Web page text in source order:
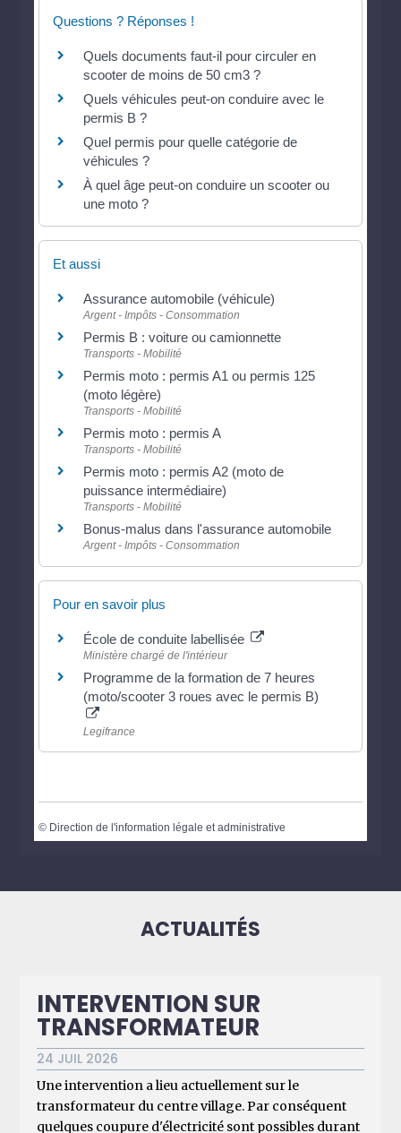
Questions ? Réponses !
Quels documents faut-il pour circuler en
scooter de moins de 50 cm3 ?
Quels véhicules peut-on conduire avec le
permis B ?
Quel permis pour quelle catégorie de
véhicules ?
À quel âge peut-on conduire un scooter ou
une moto ?
Et aussi
Assurance automobile (véhicule)
Argent - Impôts - Consommation
Permis B : voiture ou camionnette
Transports - Mobilité
Permis moto : permis A1 ou permis 125
(moto légère)
Transports - Mobilité
Permis moto : permis A
Transports - Mobilité
Permis moto : permis A2 (moto de
puissance intermédiaire)
Transports - Mobilité
Bonus-malus dans l'assurance automobile
Argent - Impôts - Consommation
Pour en savoir plus
École de conduite labellisée
Ministère chargé de l'intérieur
Programme de la formation de 7 heures
(moto/scooter 3 roues avec le permis B)
Legifrance
© Direction de l'information légale et administrative
ACTUALITÉS
INTERVENTION SUR
TRANSFORMATEUR
24 JUIL 2026
Une intervention a lieu actuellement sur le
transformateur du centre village. Par conséquent
quelques coupure d'électricité sont possibles durant